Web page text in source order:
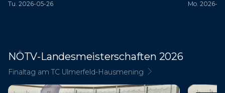
Tu. 2026-05-26 Mo. 2026-
NÖTV-Landesmeisterschaften 2026
Finaltag am TC Ulmerfeld-Hausmening